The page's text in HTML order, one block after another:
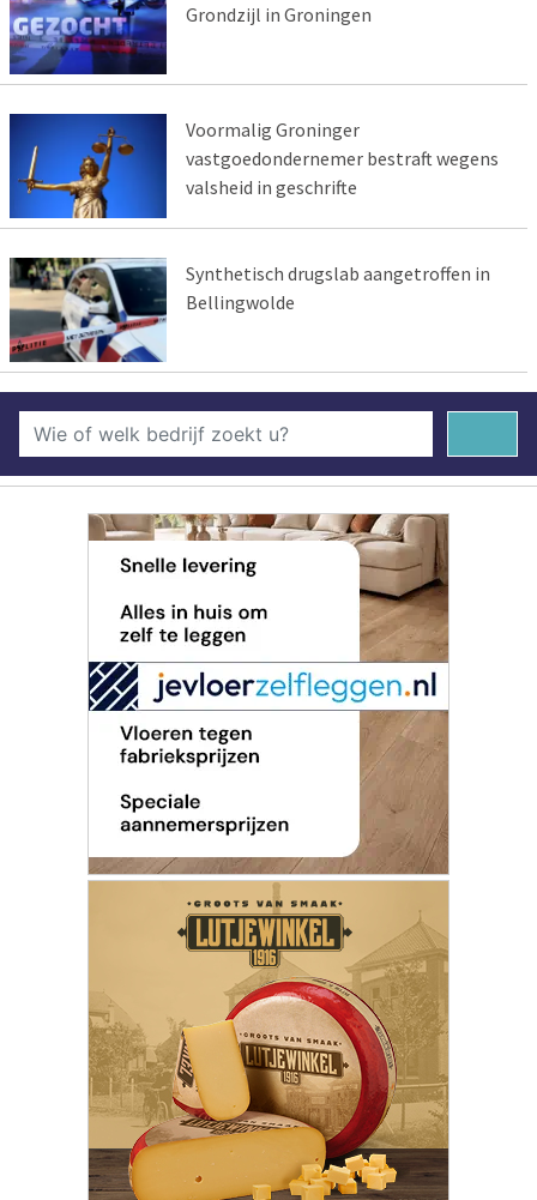
Grondzijl in Groningen
Voormalig Groninger
vastgoedondernemer bestraft wegens
valsheid in geschrifte
Synthetisch drugslab aangetroffen in
Bellingwolde